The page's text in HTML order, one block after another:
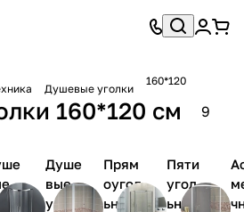
Душевые уголки
160*120
160*120 см 9
Душе
вые
уголк
Прям
оугол
ьные
Пяти
угол
ьные